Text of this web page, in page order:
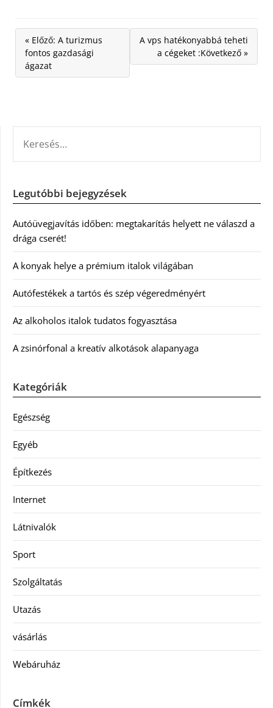
« Előző: A turizmus
fontos gazdasági
ágazat
A vps hatékonyabbá teheti
a cégeket :Következő »
Legutóbbi bejegyzések
Autóüvegjavítás időben: megtakarítás helyett ne válaszd a
drága cserét!
A konyak helye a prémium italok világában
Autófestékek a tartós és szép végeredményért
Az alkoholos italok tudatos fogyasztása
A zsinórfonal a kreatív alkotások alapanyaga
Kategóriák
Egészség
Egyéb
Építkezés
Internet
Látnivalók
Sport
Szolgáltatás
Utazás
vásárlás
Webáruház
Címkék